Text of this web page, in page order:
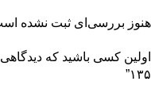
هنوز بررسی‌ای ثبت نشده
اولین کسی باشید که
۱۳۵”